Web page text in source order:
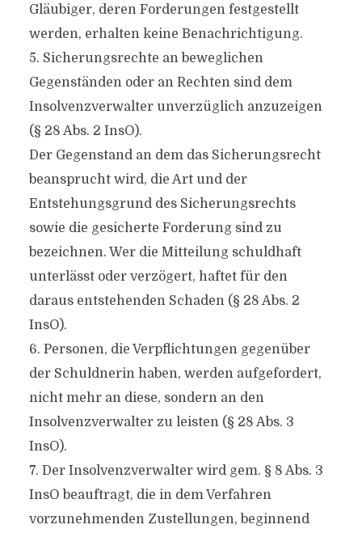
Gläubiger, deren Forderungen festgestellt
werden, erhalten keine Benachrichtigung.
5. Sicherungsrechte an beweglichen
Gegenständen oder an Rechten sind dem
Insolvenzverwalter unverzüglich anzuzeigen
(§ 28 Abs. 2 InsO).
Der Gegenstand an dem das Sicherungsrecht
beansprucht wird, die Art und der
Entstehungsgrund des Sicherungsrechts
sowie die gesicherte Forderung sind zu
bezeichnen. Wer die Mitteilung schuldhaft
unterlässt oder verzögert, haftet für den
daraus entstehenden Schaden (§ 28 Abs. 2
InsO).
6. Personen, die Verpflichtungen gegenüber
der Schuldnerin haben, werden aufgefordert,
nicht mehr an diese, sondern an den
Insolvenzverwalter zu leisten (§ 28 Abs. 3
InsO).
7. Der Insolvenzverwalter wird gem. § 8 Abs. 3
InsO beauftragt, die in dem Verfahren
vorzunehmenden Zustellungen, beginnend